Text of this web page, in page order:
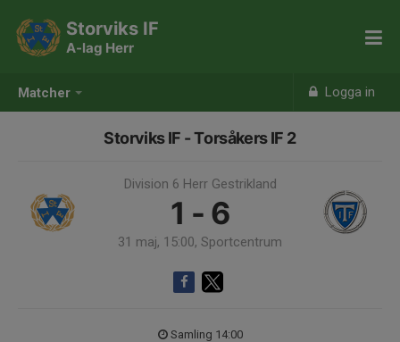
Matcher Logga in
Storviks IF
A-lag Herr
Storviks IF - Torsåkers IF 2
Division 6 Herr Gestrikland
1 - 6
31 maj, 15:00, Sportcentrum
Samling 14:00